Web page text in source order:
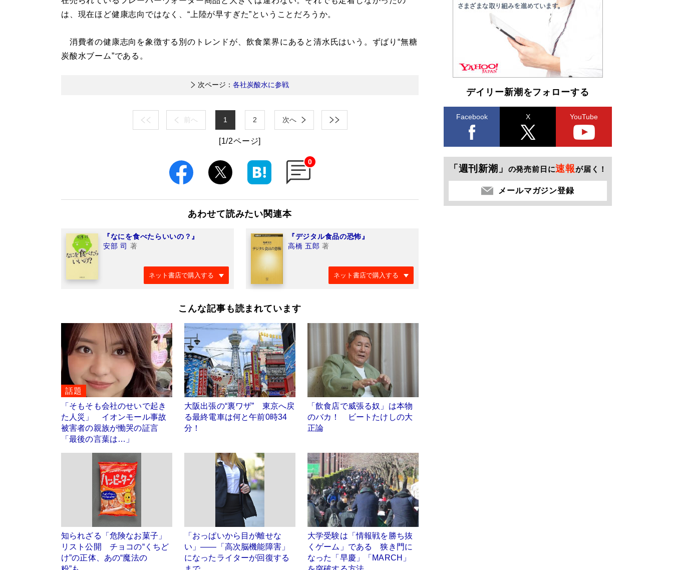
は、現在ほど健康志向ではなく、“上陸が早すぎた”ということだろうか。
消費者の健康志向を象徴する別のトレンドが、飲食業界にあると清水氏はいう。ずばり“無糖
炭酸水ブーム”である。
次ページ： 各社炭酸水に参戦
前へ 1 2 次へ
[1/2ページ]
0
あわせて読みたい関連本
『なにを食べたらいいの？』
安部 司 著
ネット書店で購入する
『デジタル食品の恐怖』
高橋 五郎 著
ネット書店で購入する
こんな記事も読まれています
話題
「そもそも会社のせいで起き
た人災」 イオンモール事故
被害者の親族が慟哭の証言
「最後の言葉は…」
大阪出張の“裏ワザ” 東京へ戻
る最終電車は何と午前0時34
分！
「飲食店で威張る奴」は本物
のバカ！ ビートたけしの大
正論
知られざる「危険なお菓子」
リスト公開 チョコの“くちど
け”の正体、あの“魔法の
「おっぱいから目が離せな
い」――「高次脳機能障害」
になったライターが回復する
大学受験は「情報戦を勝ち抜
くゲーム」である 狭き門に
なった「早慶」「MARCH」
デイリー新潮をフォローする
Facebook X YouTube
「週刊新潮」 の発売前日に速報が届く！
メールマガジン登録